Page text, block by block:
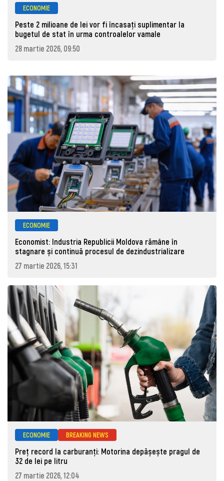
ECONOMIE
Peste 2 milioane de lei vor fi încasați suplimentar la
bugetul de stat în urma controalelor vamale
28 martie 2026, 09:50
ECONOMIE
Economist: Industria Republicii Moldova rămâne în
stagnare și continuă procesul de dezindustrializare
27 martie 2026, 15:31
ECONOMIE BREAKING NEWS
Preț record la carburanți: Motorina depășește pragul de
32 de lei pe litru
27 martie 2026, 12:04